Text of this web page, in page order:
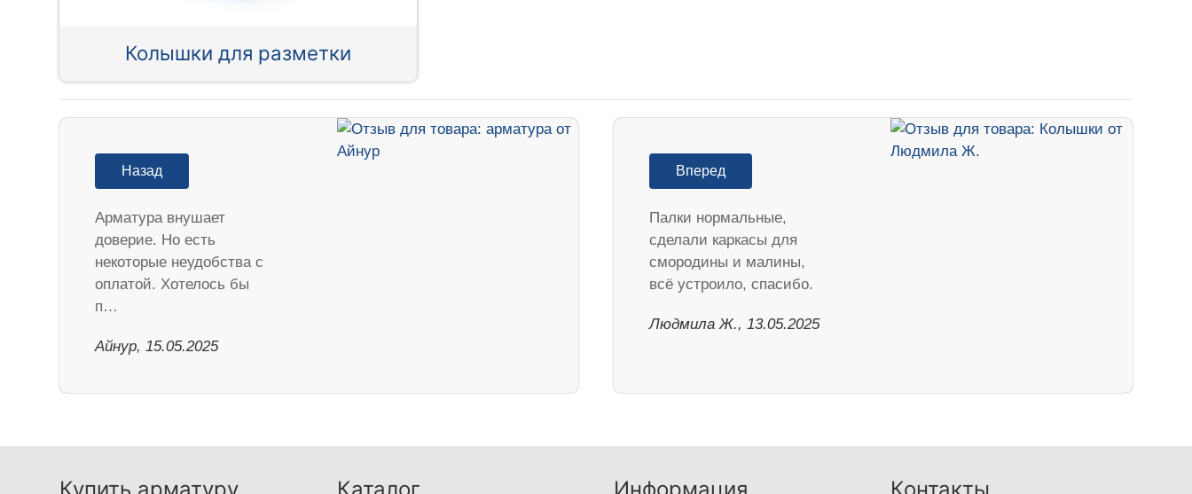
Колышки для разметки
Назад
Арматура внушает
доверие. Но есть
некоторые неудобства с
оплатой. Хотелось бы
п…
Айнур, 15.05.2025
Вперед
Палки нормальные,
сделали каркасы для
смородины и малины,
всё устроило, спасибо.
Людмила Ж., 13.05.2025
Купить арматуру Каталог Информация Контакты